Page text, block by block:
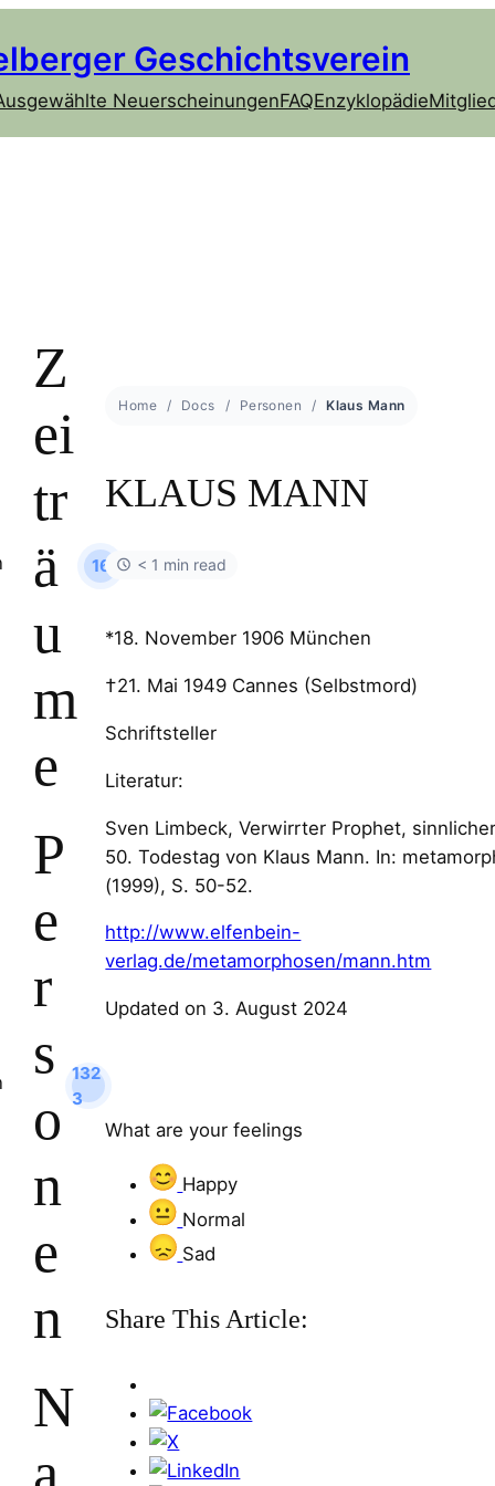
Geschichtsverein
NeuerscheinungenFAQEnzyklopädie
Z
ei
tr
ä
u
m
e
16
P
e
r
s
o
n
e
n
132
3
N
a
Home Docs Personen Klaus Mann
KLAUS MANN
< 1 min read
*18. November 1906 München
†21. Mai 1949 Cannes (Selbstmord)
Schriftsteller
Literatur:
Sven Limbeck, Verwirrter Prophet,
50. Todestag von Klaus Mann. In:
(1999), S. 50-52.
http://www.elfenbein-
verlag.de/metamorphosen/mann.htm
Updated on 3. August 2024
What are your feelings
Happy
Normal
Sad
Share This Article: